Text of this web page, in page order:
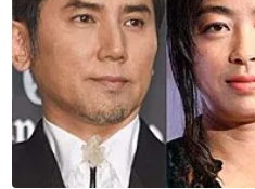
40. 匿名2019/03/05(火) 17:36:33
素直に名前も顔もかわいらしい